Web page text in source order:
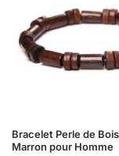
Bracelet Perle de
Marron pour Homme